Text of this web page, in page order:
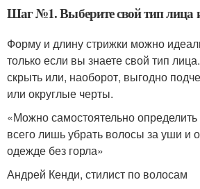
Шаг №1. Выберите свой тип лица
Форму и длину стрижки можно
только если вы знаете свой тип
скрыть или, наоборот, выгодно
или округлые черты.
«Можно самостоятельно
всего лишь убрать волосы за уши и
одежде без горла»
Андрей Кенди, стилист по волосам